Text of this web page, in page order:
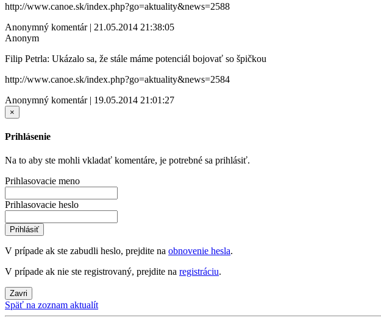
http://www.canoe.sk/index.php?go=aktuality&news=2588
Anonymný komentár | 21.05.2014 21:38:05
Anonym
Filip Petrla: Ukázalo sa, že stále máme potenciál bojovať so špičkou
http://www.canoe.sk/index.php?go=aktuality&news=2584
Anonymný komentár | 19.05.2014 21:01:27
×
Prihlásenie
Na to aby ste mohli vkladať komentáre, je potrebné sa prihlásiť.
Prihlasovacie meno
Prihlasovacie heslo
Prihlásiť
V prípade ak ste zabudli heslo, prejdite na obnovenie hesla.
V prípade ak nie ste registrovaný, prejdite na registráciu.
Zavri
Späť na zoznam aktualít